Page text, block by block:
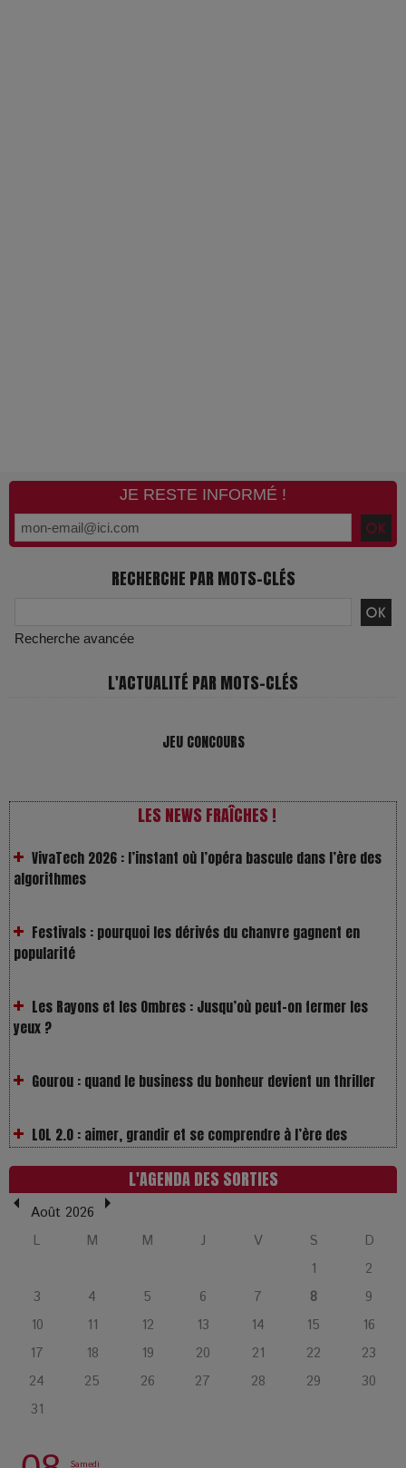
JE RESTE INFORMÉ !
RECHERCHE PAR MOTS-CLÉS
Recherche avancée
L'ACTUALITÉ PAR MOTS-CLÉS
JEU CONCOURS
LES NEWS FRAÎCHES !
VivaTech 2026 : l’instant où l’opéra bascule dans l’ère des
Festivals : pourquoi les dérivés du chanvre gagnent en
Les Rayons et les Ombres : Jusqu’où peut-on fermer les
Gourou : quand le business du bonheur devient un thriller
LOL 2.0 : aimer, grandir et se comprendre à l’ère des
L’Affaire Bojarski : entre faux billets et vraie tragédie
L’or blanc à la croisée des chemins : Rumilly interroge
La Femme de Ménage : Plongez dans le thriller
psychologique qui a conquis le monde !
La Condition : Sous le vernis de la bourgeoisie, la violence
des silences
Les Enfants vont bien : Quand la disparition devient un acte
L'AGENDA DES SORTIES
Août 2026
L
M M J V S
D
1
2
3
4 5 6 7 8
9
10
11 12 13 14 15
16
17
18 19 20 21 22
23
24
25 26 27 28 29
30
31
Samedi